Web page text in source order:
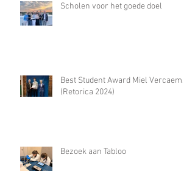
Scholen voor het goede doel
Best Student Award Miel Vercaemst
(Retorica 2024)
Bezoek aan Tabloo